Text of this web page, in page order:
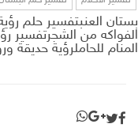
بستان العنبتفسير حلم
الفواكه من الشجرتفسير
المنام للحاملرؤية حديقة